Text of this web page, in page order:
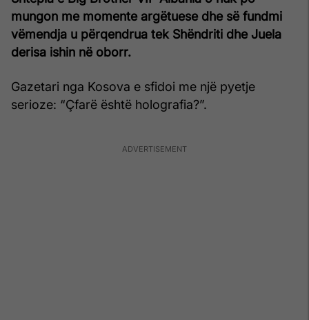
mungon me momente argëtuese dhe së fundmi
vëmendja u përqendrua tek Shëndriti dhe Juela
derisa ishin në oborr.
Gazetari nga Kosova e sfidoi me një pyetje
serioze: “Çfarë është holografia?”.